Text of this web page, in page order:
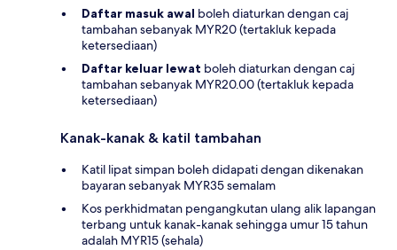
Daftar masuk awal boleh diaturkan dengan caj
tambahan sebanyak MYR20 (tertakluk kepada
ketersediaan)
Daftar keluar lewat boleh diaturkan dengan caj
tambahan sebanyak MYR20.00 (tertakluk kepada
ketersediaan)
Kanak-kanak & katil tambahan
Katil lipat simpan boleh didapati dengan dikenakan
bayaran sebanyak MYR35 semalam
Kos perkhidmatan pengangkutan ulang alik lapangan
terbang untuk kanak-kanak sehingga umur 15 tahun
adalah MYR15 (sehala)